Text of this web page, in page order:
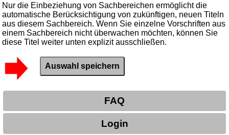
Nur die Einbeziehung von Sachbereichen ermöglicht die
automatische Berücksichtigung von zukünftigen, neuen Titeln
aus diesem Sachbereich. Wenn Sie einzelne Vorschriften aus
einem Sachbereich nicht überwachen möchten, können Sie
diese Titel weiter unten explizit ausschließen.
FAQ
Login